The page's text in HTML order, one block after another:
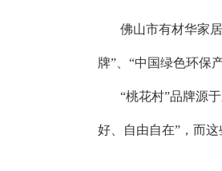
佛山市有材华家
牌”、“中国绿色环保
“桃花村”品牌源
好、自由自在”，而这